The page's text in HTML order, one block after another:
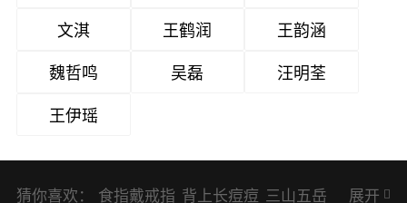
文淇
王鹤润
王韵涵
魏哲鸣
吴磊
汪明荃
王伊瑶
猜你喜欢： 食指戴戒指 背上长痘痘 三山五岳 展开